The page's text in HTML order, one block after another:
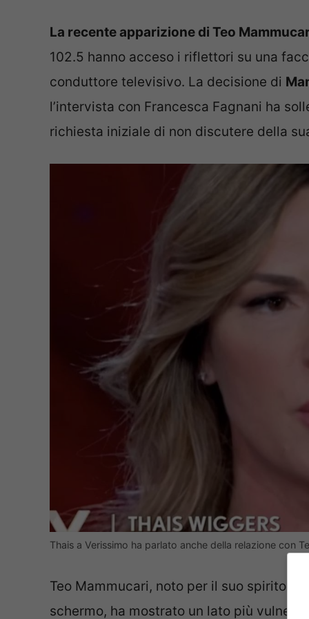
La recente apparizione di Teo
102.5 hanno acceso i riflettori su una
conduttore televisivo. La decisione di
l’intervista con Francesca Fagnani ha
richiesta iniziale di non discutere della
Thais a Verissimo ha parlato anche della relazione con
Teo Mammucari, noto per il suo spirito
schermo, ha mostrato un lato più